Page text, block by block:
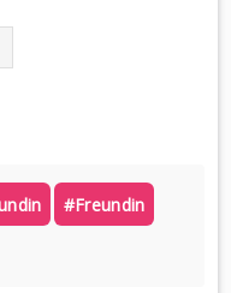
#freundin